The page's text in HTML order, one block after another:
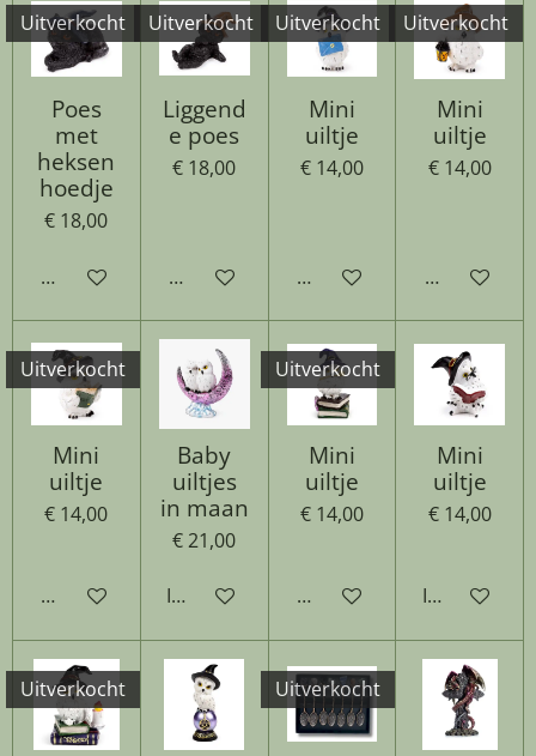
Uitverkocht
Poes
met
heksen
hoedje
€ 18,00
Houd mij op de hoogte
Uitverkocht
Liggend
e poes
€ 18,00
Houd mij op de hoogte
Uitverkocht
Mini
uiltje
€ 14,00
Houd mij op de hoogte
Uitverkocht
Mini
uiltje
€ 14,00
Houd mij
Uitverkocht
Mini
uiltje
€ 14,00
Houd mij op de hoogte
Baby
uiltjes
in maan
€ 21,00
In winkelwagen
Uitverkocht
Mini
uiltje
€ 14,00
Houd mij op de hoogte
Mini
uiltje
€ 14,00
In
Uitverkocht Uitverkocht